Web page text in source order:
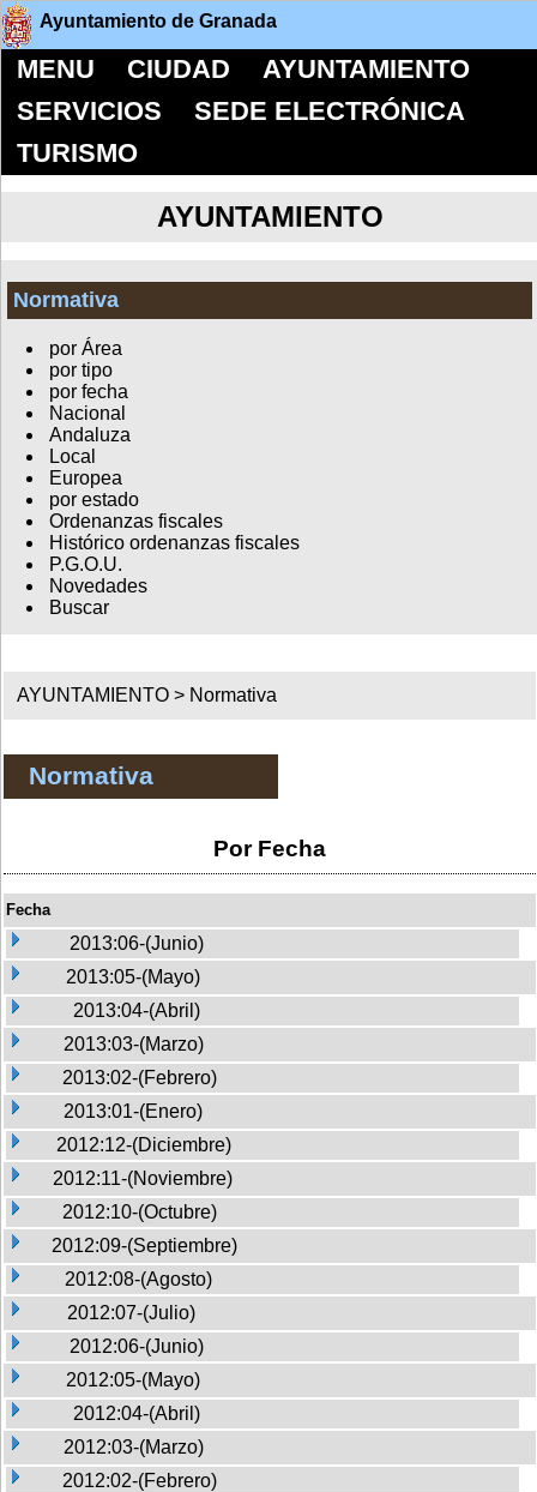
Ayuntamiento de Granada
MENU CIUDAD
AYUNTAMIENTO
SERVICIOS
SEDE ELECTRÓNICA
TURISMO
AYUNTAMIENTO
Normativa
por Área
por tipo
por fecha
Nacional
Andaluza
Local
Europea
por estado
Ordenanzas fiscales
Histórico ordenanzas fiscales
P.G.O.U.
Novedades
Buscar
AYUNTAMIENTO > Normativa
Normativa
Por Fecha
Fecha
2013:06-(Junio)
2013:05-(Mayo)
2013:04-(Abril)
2013:03-(Marzo)
2013:02-(Febrero)
2013:01-(Enero)
2012:12-(Diciembre)
2012:11-(Noviembre)
2012:10-(Octubre)
2012:09-(Septiembre)
2012:08-(Agosto)
2012:07-(Julio)
2012:06-(Junio)
2012:05-(Mayo)
2012:04-(Abril)
2012:03-(Marzo)
2012:02-(Febrero)